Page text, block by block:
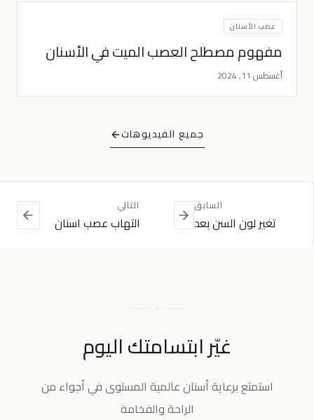
عصب الأسنان
مفهوم مصطلح العصب الميت في الأسنان
أغسطس 11, 2024
جميع الفيديوهات
السابق
تغير لون السن بعد
التالي
التهاب عصب اسنان
غيّر ابتسامتك اليوم
استمتع برعاية أسنان عالمية المستوى في أجواء من
الراحة والفخامة